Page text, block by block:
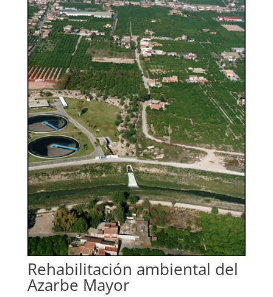
Rehabilitación ambiental del
Azarbe Mayor